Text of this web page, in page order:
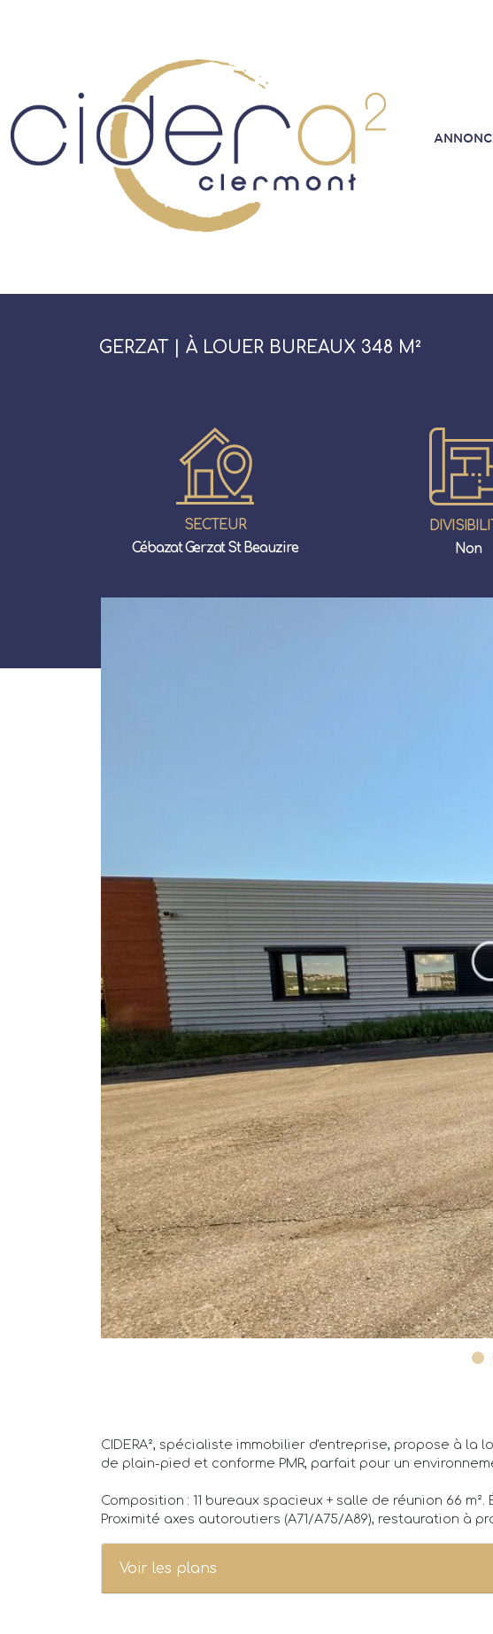
GERZAT | À LOUER BUREAUX 348 M²
SECTEUR
Cébazat Gerzat St Beauzire
Non
CIDERA², spécialiste immobilier d'entreprise, propose à
de plain-pied et conforme PMR, parfait pour un
Composition : 11 bureaux spacieux + salle de réunion 66
Proximité axes autoroutiers (A71/A75/A89), restauration à
Voir les plans